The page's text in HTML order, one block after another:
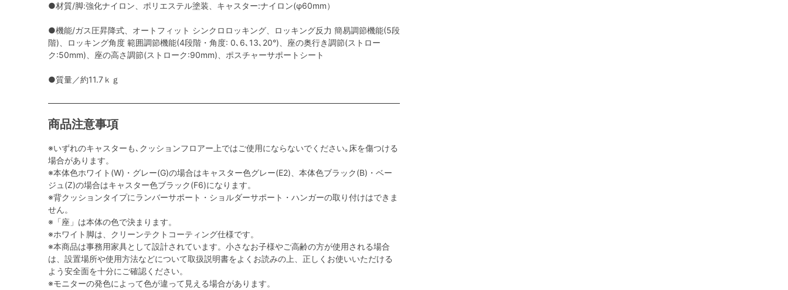
●材質/脚:強化ナイロン、ポリエステル塗装、キャスター:ナイロン(φ60mm）
●機能/ガス圧昇降式、オートフィット シンクロロッキング、ロッキング反力 簡易調節機能(5段
階)、ロッキング角度 範囲調節機能(4段階・角度: 0､6､13､20°)、座の奥行き調節(ストロー
ク:50mm)、座の高さ調節(ストローク:90mm)、ポスチャーサポートシート
●質量／約11.7ｋｇ
商品注意事項
※いずれのキャスターも､クッションフロアー上ではご使用にならないでください｡床を傷つける
場合があります。
※本体色ホワイト(W)・グレー(G)の場合はキャスター色グレー(E2)、本体色ブラック(B)・ベー
ジュ(Z)の場合はキャスター色ブラック(F6)になります。
※背クッションタイプにランバーサポート・ショルダーサポート・ハンガーの取り付けはできま
せん。
※「座」は本体の色で決まります。
※ホワイト脚は、クリーンテクトコーティング仕様です。
※本商品は事務用家具として設計されています。小さなお子様やご高齢の方が使用される場合
は、設置場所や使用方法などについて取扱説明書をよくお読みの上、正しくお使いいただける
よう安全面を十分にご確認ください。
※モニターの発色によって色が違って見える場合があります。